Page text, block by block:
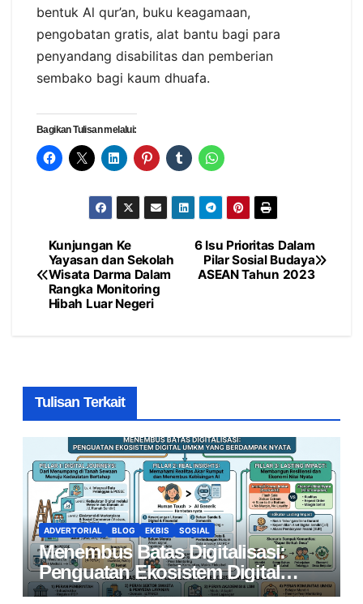
bentuk Al qur’an, buku keagamaan,
pengobatan gratis, alat bantu bagi para
penyandang disabilitas dan pemberian
sembako bagi kaum dhuafa.
Bagikan Tulisan melalui:
Navigasi
pos
6 Isu Prioritas Dalam
Pilar Sosial Budaya
ASEAN Tahun 2023
Kunjungan Ke
Yayasan dan Sekolah
Wisata Darma Dalam
Rangka Monitoring
Hibah Luar Negeri
Tulisan Terkait
ADVERTORIAL BLOG EKBIS SOSIAL
Menembus Batas Digitalisasi:
Penguatan Ekosistem Digital
UMKM yang Berdampak Nyata